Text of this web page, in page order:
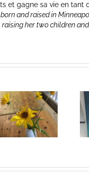
et gagne sa vie en tant
and raised in
her two children
I Can’t Do It
Without You